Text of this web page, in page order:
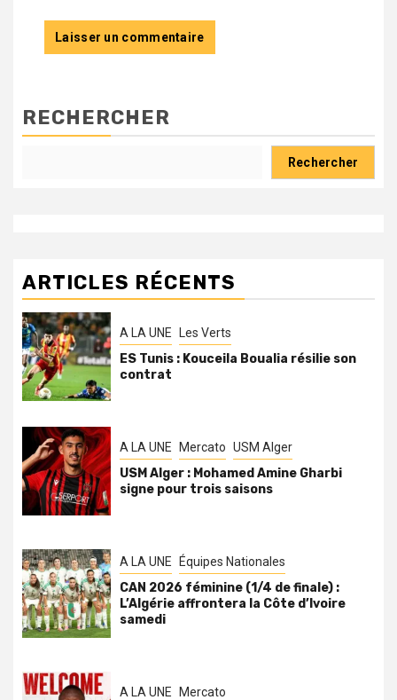
RECHERCHER
Rechercher
ARTICLES RÉCENTS
A LA UNE Les Verts
ES Tunis : Kouceila Boualia résilie son
contrat
A LA UNE Mercato USM Alger
USM Alger : Mohamed Amine Gharbi
signe pour trois saisons
A LA UNE Équipes Nationales
CAN 2026 féminine (1/4 de finale) :
L’Algérie affrontera la Côte d’Ivoire
samedi
A LA UNE Mercato